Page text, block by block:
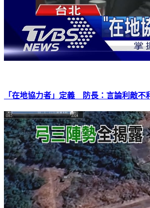
「在地協力者」定義 防長：言論利敵不